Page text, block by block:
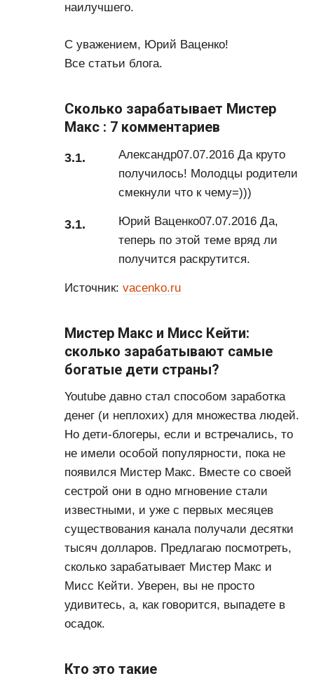
наилучшего.
С уважением, Юрий Ваценко!
Все статьи блога.
Сколько зарабатывает Мистер
Макс : 7 комментариев
Александр07.07.2016 Да круто
получилось! Молодцы родители
смекнули что к чему=)))
Юрий Ваценко07.07.2016 Да,
теперь по этой теме вряд ли
получится раскрутится.
Источник: vacenko.ru
Мистер Макс и Мисс Кейти:
сколько зарабатывают самые
богатые дети страны?
Youtube давно стал способом заработка
денег (и неплохих) для множества людей.
Но дети-блогеры, если и встречались, то
не имели особой популярности, пока не
появился Мистер Макс. Вместе со своей
сестрой они в одно мгновение стали
известными, и уже с первых месяцев
существования канала получали десятки
тысяч долларов. Предлагаю посмотреть,
сколько зарабатывает Мистер Макс и
Мисс Кейти. Уверен, вы не просто
удивитесь, а, как говорится, выпадете в
осадок.
Кто это такие